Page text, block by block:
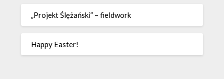
„Projekt Ślężański” – fieldwork
Happy Easter!